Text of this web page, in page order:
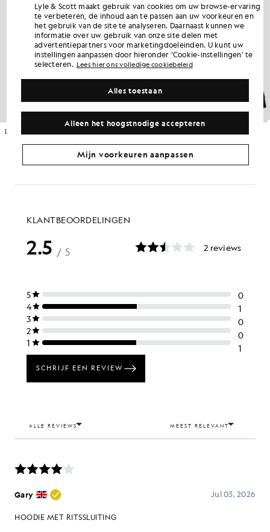
£75.00
Lyle & Scott maakt gebruik van cookies om uw browse-ervaring
te verbeteren, de inhoud aan te passen aan uw voorkeuren en
het gebruik van de site te analyseren. Daarnaast kunnen we
informatie over uw gebruik van onze site delen met
advertentiepartners voor marketingdoeleinden. U kunt uw
instellingen aanpassen door hieronder ‘Cookie-instellingen’ te
selecteren. Lees hier ons volledige cookiebeleid
Alleen het hoogstnodige accepteren
Alles toestaan
Mijn voorkeuren aanpassen